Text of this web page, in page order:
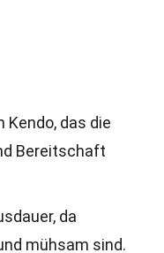
Kendo, das die
Bereitschaft
da
mühsam sind.